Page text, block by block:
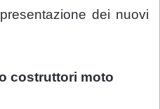
dei nuovi
costruttori moto